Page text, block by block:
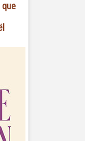
que